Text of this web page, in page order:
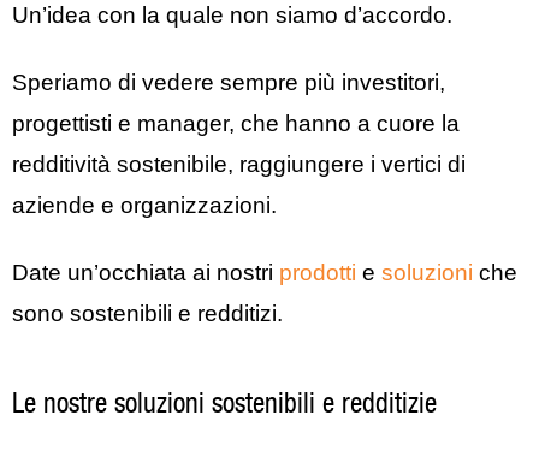
Un’idea con la quale non siamo d’accordo.
Speriamo di vedere sempre più investitori,
progettisti e manager, che hanno a cuore la
redditività sostenibile, raggiungere i vertici di
aziende e organizzazioni.
Date un’occhiata ai nostri prodotti e soluzioni che
sono sostenibili e redditizi.
Le nostre soluzioni sostenibili e redditizie